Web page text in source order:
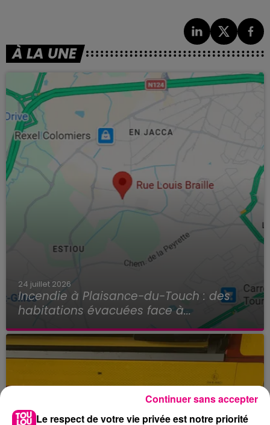
À LA UNE
24 juillet 2026
Incendie à Plaisance-du-Touch : des
habitations évacuées face à...
Le respect de votre vie privée est notre priorité
Continuer sans accepter